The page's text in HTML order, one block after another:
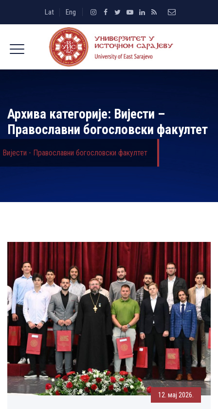
Lat Eng
Архива категорије: Вијести –
Православни богословски факултет
Вијести - Православни богословски факултет
12. мај 2026.